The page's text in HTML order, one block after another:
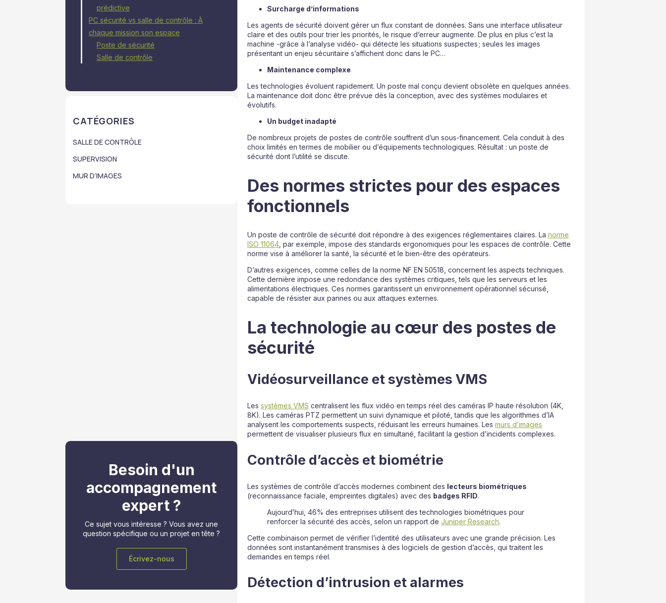
prédictive
PC sécurité vs salle de contrôle : À
chaque mission son espace
Poste de sécurité
Salle de contrôle
CATÉGORIES
SALLE DE CONTRÔLE
SUPERVISION
MUR D’IMAGES
Besoin d'un
accompagnement
expert ?
Ce sujet vous intéresse ? Vous avez une
question spécifique ou un projet en tête ?
Écrivez-nous
Surcharge d’informations
Les agents de sécurité doivent gérer un flux constant de données. Sans une interface utilisateur
claire et des outils pour trier les priorités, le risque d’erreur augmente. De plus en plus c’est la
machine -grâce à l’analyse vidéo- qui détecte les situations suspectes ; seules les images
présentant un enjeu sécuritaire s’affichent donc dans le PC…
Maintenance complexe
Les technologies évoluent rapidement. Un poste mal conçu devient obsolète en quelques années.
La maintenance doit donc être prévue dès la conception, avec des systèmes modulaires et
évolutifs.
Un budget inadapté
De nombreux projets de postes de contrôle souffrent d’un sous-financement. Cela conduit à des
choix limités en termes de mobilier ou d’équipements technologiques. Résultat : un poste de
sécurité dont l’utilité se discute.
Des normes strictes pour des espaces
fonctionnels
Un poste de contrôle de sécurité doit répondre à des exigences réglementaires claires. La norme
ISO 11064, par exemple, impose des standards ergonomiques pour les espaces de contrôle. Cette
norme vise à améliorer la santé, la sécurité et le bien-être des opérateurs.
D’autres exigences, comme celles de la norme NF EN 50518, concernent les aspects techniques.
Cette dernière impose une redondance des systèmes critiques, tels que les serveurs et les
alimentations électriques. Ces normes garantissent un environnement opérationnel sécurisé,
capable de résister aux pannes ou aux attaques externes.
La technologie au cœur des postes de
sécurité
Vidéosurveillance et systèmes VMS
Les systèmes VMS centralisent les flux vidéo en temps réel des caméras IP haute résolution (4K,
8K). Les caméras PTZ permettent un suivi dynamique et piloté, tandis que les algorithmes d’IA
analysent les comportements suspects, réduisant les erreurs humaines. Les murs d’images
permettent de visualiser plusieurs flux en simultané, facilitant la gestion d’incidents complexes.
Contrôle d’accès et biométrie
Les systèmes de contrôle d’accès modernes combinent des lecteurs biométriques
(reconnaissance faciale, empreintes digitales) avec des badges RFID.
Aujourd’hui, 46% des entreprises utilisent des technologies biométriques pour
renforcer la sécurité des accès, selon un rapport de Juniper Research.
Cette combinaison permet de vérifier l’identité des utilisateurs avec une grande précision. Les
données sont instantanément transmises à des logiciels de gestion d’accès, qui traitent les
demandes en temps réel.
Détection d’intrusion et alarmes